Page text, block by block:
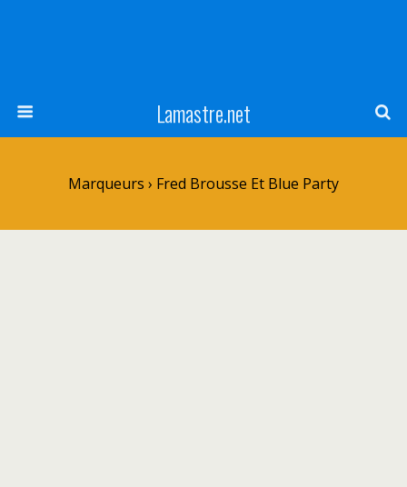
Lamastre.net
Marqueurs › Fred Brousse Et Blue Party